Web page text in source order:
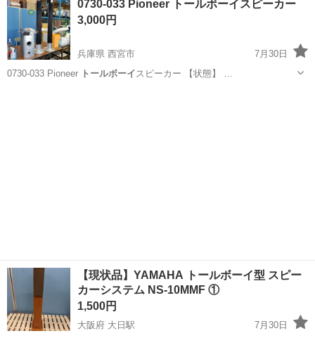
★就業先食堂利用可！日払い制度あり！《茨城県常陸大宮市》 人気の
工場のお仕事 ◇コネクタ製造工...
0730-033 Pioneer トールボーイスピーカー
3,000円
兵庫県 西宮市
7月30日
0730-033 Pioneer トールボーイ スピーカー 【状態】 …
【現状品】YAMAHA トールボーイ型 スピー
カーシステム NS-10MMF ①
1,500円
大阪府 大日駅
7月30日